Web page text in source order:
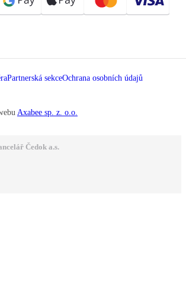
Partnerská sekceOchrana osobních údajů
Axabee sp. z. o.o.
Čedok a.s.